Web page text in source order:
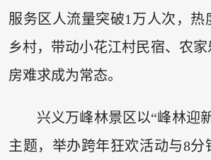
服务区人流量突破1万人次，热
乡村，带动小花江村民宿、农
房难求成为常态。
兴义万峰林景区以“峰林迎
主题，举办跨年狂欢活动与8分